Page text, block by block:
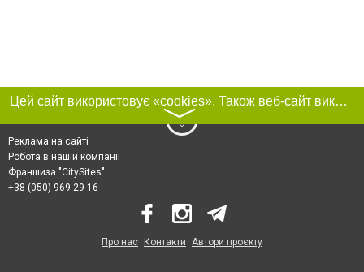
Цей сайт використовує «cookies». Також веб-сайт використовує інтернет-сервіс для збору технічних даних стосовно відвідувачів з метою отримання маркетингової та статистичної інформації. Умови обробки даних відвідувачів сайту див.
〉
Реклама на сайті
Робота в нашій компанії
Франшиза "CitySites"
+38 (050) 969-29-16
Про нас Контакти Автори проєкту